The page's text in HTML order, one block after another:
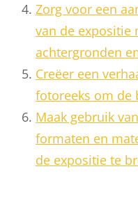
Zorg voor een
van de expositie
achtergronden
Creëer een
fotoreeks om de
Maak gebruik
formaten en
de expositie te